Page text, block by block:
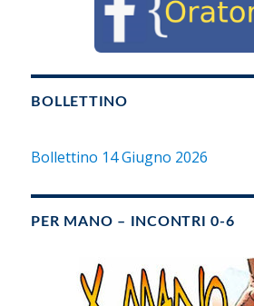
BOLLETTINO
Bollettino 14 Giugno 2026
PER MANO – INCONTRI 0-6